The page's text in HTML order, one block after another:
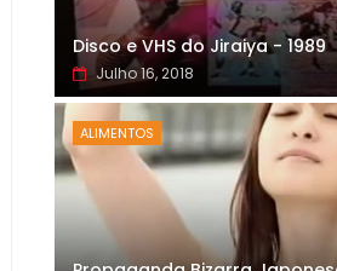
Disco e VHS do Jiraiya - 1989
Julho 16, 2018
ALIMENTOS